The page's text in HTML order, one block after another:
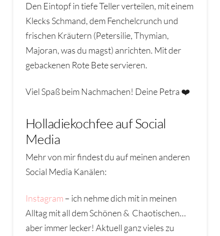
Den Eintopf in tiefe Teller verteilen, mit einem
Klecks Schmand, dem Fenchelcrunch und
frischen Kräutern (Petersilie, Thymian,
Majoran, was du magst) anrichten. Mit der
gebackenen Rote Bete servieren.
Viel Spaß beim Nachmachen! Deine Petra ❤️
Holladiekochfee auf Social
Media
Mehr von mir findest du auf meinen anderen
Social Media Kanälen:
Instagram – ich nehme dich mit in meinen
Alltag mit all dem Schönen & Chaotischen…
aber immer lecker! Aktuell ganz vieles zu